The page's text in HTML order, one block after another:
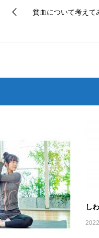
貧血について考えて
し